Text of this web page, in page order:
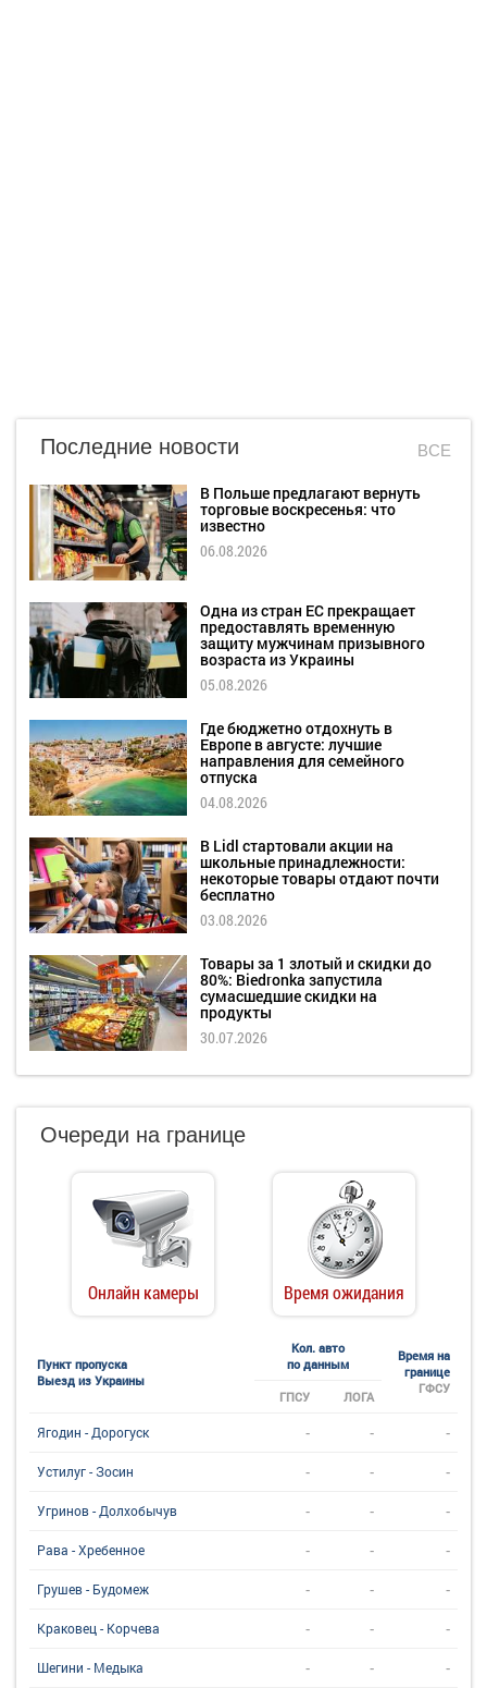
Последние новости ВСЕ
В Польше предлагают вернуть
торговые воскресенья: что
известно
06.08.2026
Одна из стран ЕС прекращает
предоставлять временную
защиту мужчинам призывного
возраста из Украины
05.08.2026
Где бюджетно отдохнуть в
Европе в августе: лучшие
направления для семейного
отпуска
04.08.2026
В Lidl стартовали акции на
школьные принадлежности:
некоторые товары отдают почти
бесплатно
03.08.2026
Товары за 1 злотый и скидки до
80%: Biedronka запустила
сумасшедшие скидки на
продукты
30.07.2026
Очереди на границе
Онлайн камеры Время ожидания
Пункт пропуска
Выезд из Украины
Кол. авто
по данным
Время на
границе
ГФСУ
ГПСУ ЛОГА
Ягодин - Дорогуск - - -
Устилуг - Зосин - - -
Угринов - Долхобычув - - -
Рава - Хребенное - - -
Грушев - Будомеж - - -
Краковец - Корчева - - -
Шегини - Медыка - - -